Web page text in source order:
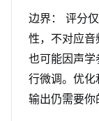
边界： 评分
性，不对应音
也可能因声
行微调。优
输出仍需要你